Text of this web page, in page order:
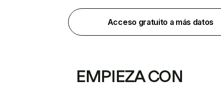
Acceso gratuito a más datos
EMPIEZA CON